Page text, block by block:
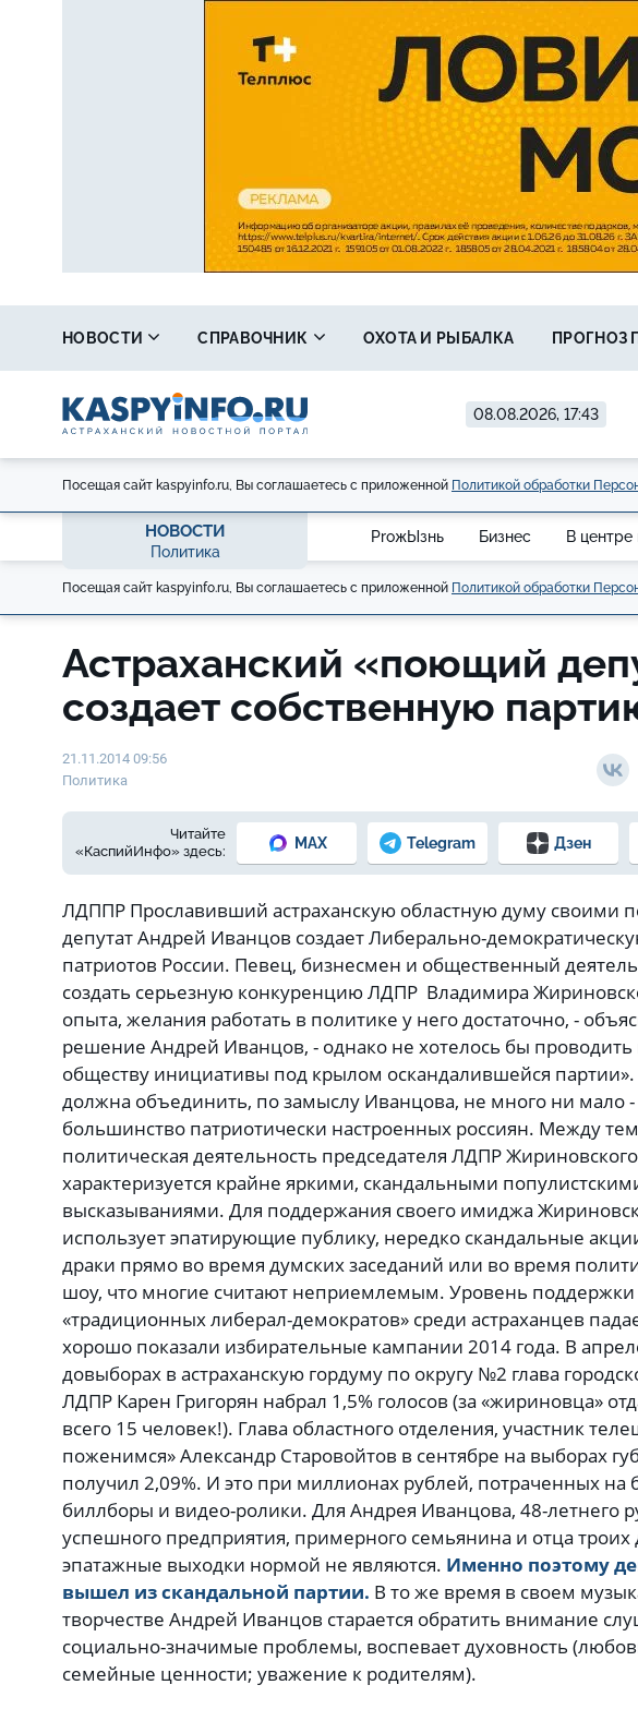
08.08.2026, 17:43
НОВОСТИ СПРАВОЧНИК ОХОТА И РЫБАЛКА ПРОГНОЗ
Посещая сайт kaspyinfo.ru, Вы соглашаетесь с приложенной Политикой обработки
НОВОСТИ
Политика
ProжЫзнь Бизнес В центре
Посещая сайт kaspyinfo.ru, Вы соглашаетесь с приложенной Политикой обработки
Астраханский «поющий
создает собственную
21.11.2014 09:56
Политика
Читайте
«КаспийИнфо» здесь:
MAX Telegram Дзен
ЛДППР Прославивший астраханскую областную думу своими
депутат Андрей Иванцов создает Либерально-
патриотов России. Певец, бизнесмен и общественный деятель
создать серьезную конкуренцию ЛДПР Владимира
опыта, желания работать в политике у него достаточно, -
решение Андрей Иванцов, - однако не хотелось бы
обществу инициативы под крылом оскандалившейся
должна объединить, по замыслу Иванцова, не много ни мало -
большинство патриотически настроенных россиян. Между
политическая деятельность председателя ЛДПР Жириновского
характеризуется крайне яркими, скандальными
высказываниями. Для поддержания своего имиджа
использует эпатирующие публику, нередко скандальные
драки прямо во время думских заседаний или во время
шоу, что многие считают неприемлемым. Уровень поддержки
«традиционных либерал-демократов» среди астраханцев
хорошо показали избирательные кампании 2014 года. В
довыборах в астраханскую гордуму по округу №2 глава
ЛДПР Карен Григорян набрал 1,5% голосов (за «жириновца»
всего 15 человек!). Глава областного отделения, участник
поженимся» Александр Старовойтов в сентябре на выборах
получил 2,09%. И это при миллионах рублей, потраченных на
биллборы и видео-ролики. Для Андрея Иванцова, 48-летнего
успешного предприятия, примерного семьянина и отца
эпатажные выходки нормой не являются. Именно поэтому
вышел из скандальной партии. В то же время в своем
творчестве Андрей Иванцов старается обратить внимание
социально-значимые проблемы, воспевает духовность
семейные ценности; уважение к родителям).